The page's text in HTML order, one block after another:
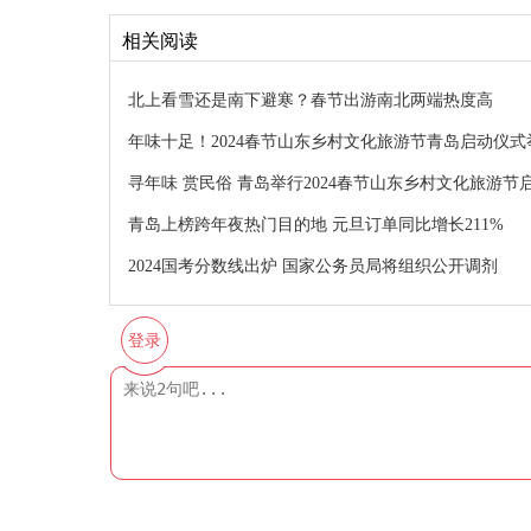
相关阅读
北上看雪还是南下避寒？春节出游南北两端热度高
年味十足！2024春节山东乡村文化旅游节青岛启动仪式
寻年味 赏民俗 青岛举行2024春节山东乡村文化旅游节
青岛上榜跨年夜热门目的地 元旦订单同比增长211%
2024国考分数线出炉 国家公务员局将组织公开调剂
登录